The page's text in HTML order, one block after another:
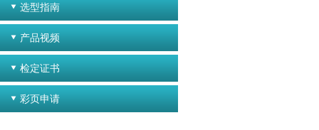
选型指南
产品视频
检定证书
彩页申请